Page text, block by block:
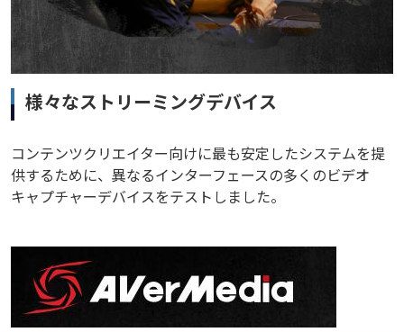
様々なストリーミングデバイス
コンテンツクリエイター向けに最も安定したシステムを提
供するために、異なるインターフェースの多くのビデオ
キャプチャーデバイスをテストしました。